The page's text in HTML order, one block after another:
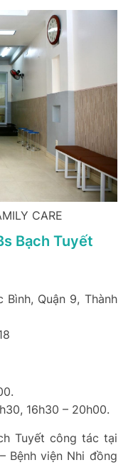
CARE
Bạch Tuyết
Quận 9, Thành
16h30 – 20h00.
Tuyết công tác tại
Bệnh viện Nhi đồng